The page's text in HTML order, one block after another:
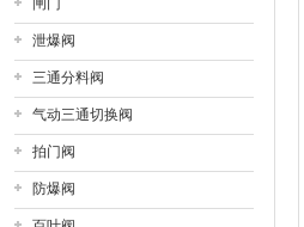
闸门
泄爆阀
三通分料阀
气动三通切换阀
拍门阀
防爆阀